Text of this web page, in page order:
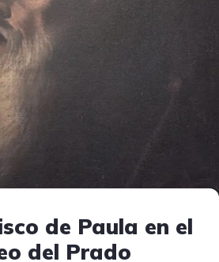
de Paula en el
del Prado